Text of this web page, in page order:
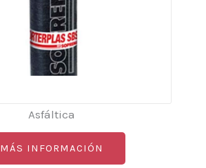
Asfáltica
MÁS INFORMACIÓN